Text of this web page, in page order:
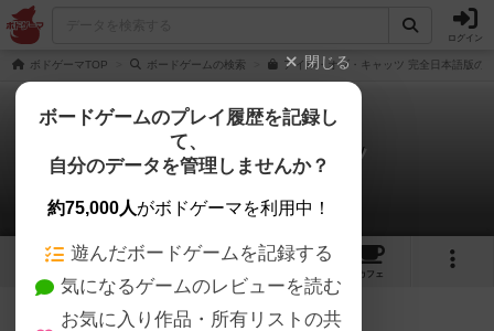
ログイン
ボドゲーマTOP ボードゲームの検索 アイル・オブ・キャッツ 完全日本語版の
アイル・オブ・キャッツ
拡張/関連作品 0件
13 1 15
カフェ
閉じる
ボードゲームのプレイ履歴を記録し
て、
自分のデータを管理しませんか？
約75,000人がボドゲーマを利用中！
遊んだボードゲームを記録する
気になるゲームのレビューを読む
お気に入り作品・所有リストの共